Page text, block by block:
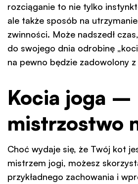
rozciąganie to nie tylko
ale także sposób na
zwinności. Może nadszedł
do swojego dnia odrobinę
na pewno będzie zadowolony
Kocia joga –
mistrzostwo
Choć wydaje się, że Twój kot
mistrzem jogi, możesz
przykładnego zachowania i